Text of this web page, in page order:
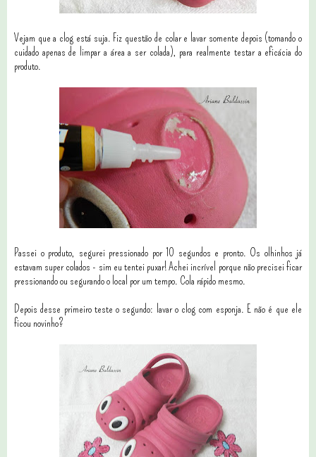
Vejam que a clog está suja. Fiz questão de colar e lavar somente depois (tomando o
cuidado apenas de limpar a área a ser colada), para realmente testar a eficácia do
produto.
Passei o produto, segurei pressionado por 10 segundos e pronto. Os olhinhos já
estavam super colados - sim eu tentei puxar! Achei incrível porque não precisei ficar
pressionando ou segurando o local por um tempo. Cola rápido mesmo.
Depois desse primeiro teste o segundo: lavar o clog com esponja. E não é que ele
ficou novinho?